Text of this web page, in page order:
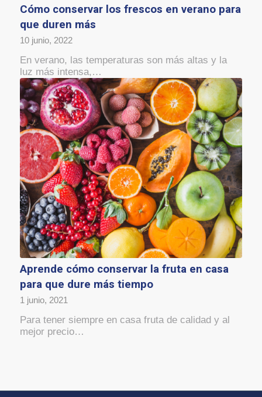
Cómo conservar los frescos en verano para
que duren más
10 junio, 2022
En verano, las temperaturas son más altas y la
luz más intensa,…
Aprende cómo conservar la fruta en casa
para que dure más tiempo
1 junio, 2021
Para tener siempre en casa fruta de calidad y al
mejor precio…